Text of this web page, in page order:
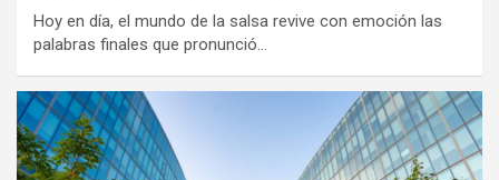
Hoy en día, el mundo de la salsa revive con emoción las
palabras finales que pronunció…